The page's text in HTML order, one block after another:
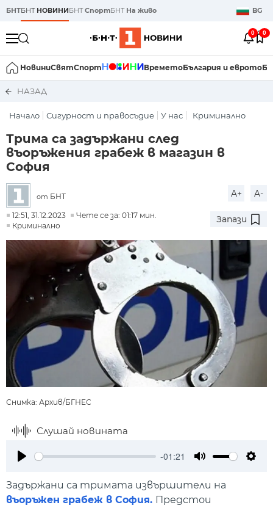
БНТБНТ НОВИНИБНТСпортБНТ На живо BG
0 0
НовиниСвятСпорт ВреметоБългария и еврото
НАЗАД
Начало Сигурност и правосъдие У нас Криминално
Трима са задържани след
въоръжения грабеж в магазин в
София
от БНТ A+ A-
12:51, 31.12.2023
Чете се за: 01:17 мин.
Криминално
Запази
Снимка: Архив/БГНЕС
Слушай новината
-01:21
Задържани са тримата извършители на
въоръжен грабеж в София. Предстои